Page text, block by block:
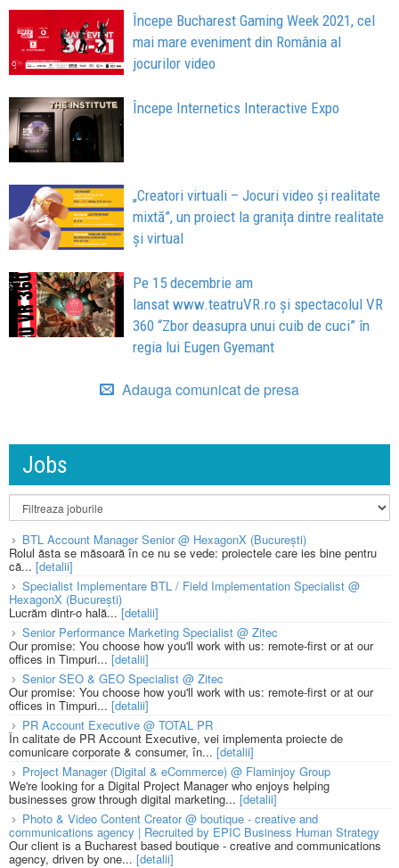
Începe Bucharest Gaming Week 2021, cel
mai mare eveniment din România al
jocurilor video
Începe Internetics Interactive Expo
„Creatori virtuali – Jocuri video și realitate
mixtă”, un proiect la granița dintre realitate
și virtual
Pe 15 decembrie am
lansat www.teatruVR.ro și spectacolul VR
360 “Zbor deasupra unui cuib de cuci” în
regia lui Eugen Gyemant
Adauga comunicat de presa
Jobs
BTL Account Manager Senior @ HexagonX (București)
Rolul ăsta se măsoară în ce nu se vede: proiectele care ies bine pentru
că... [detalii]
Specialist Implementare BTL / Field Implementation Specialist @
HexagonX (București)
Lucrăm dintr-o hală...[detalii]
Senior Performance Marketing Specialist @ Zitec
Our promise: You choose how you'll work with us: remote-first or at our
offices in Timpuri... [detalii]
Senior SEO & GEO Specialist @ Zitec
Our promise: You choose how you'll work with us: remote-first or at our
offices in Timpuri... [detalii]
PR Account Executive @ TOTAL PR
În calitate de PR Account Executive, vei implementa proiecte de
comunicare corporate & consumer, în... [detalii]
Project Manager (Digital & eCommerce) @ Flaminjoy Group
We're looking for a Digital Project Manager who enjoys helping
businesses grow through digital marketing... [detalii]
Photo & Video Content Creator @ boutique - creative and
communications agency | Recruited by EPIC Business Human Strategy
Our client is a Bucharest based boutique - creative and communications
agency, driven by one... [detalii]